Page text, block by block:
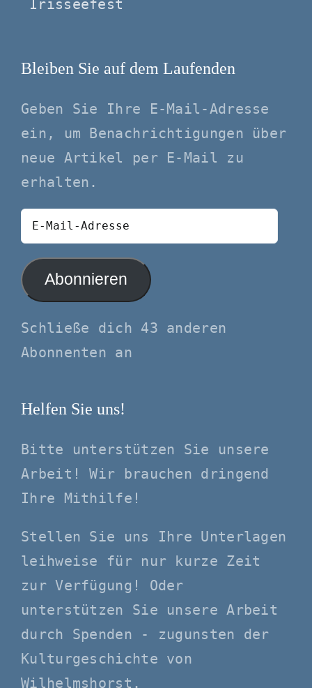
Irisseefest
Bleiben Sie auf dem Laufenden
Geben Sie Ihre E-Mail-Adresse
ein, um Benachrichtigungen über
neue Artikel per E-Mail zu
erhalten.
E-
Mail-
Adresse
Abonnieren
Schließe dich 43 anderen
Abonnenten an
Helfen Sie uns!
Bitte unterstützen Sie unsere
Arbeit! Wir brauchen dringend
Ihre Mithilfe!
Stellen Sie uns Ihre Unterlagen
leihweise für nur kurze Zeit
zur Verfügung! Oder
unterstützen Sie unsere Arbeit
durch Spenden - zugunsten der
Kulturgeschichte von
Wilhelmshorst.